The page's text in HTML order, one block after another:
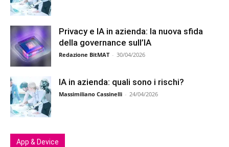
Privacy e IA in azienda: la nuova sfida
della governance sull’IA
Redazione BitMAT - 30/04/2026
IA in azienda: quali sono i rischi?
Massimiliano Cassinelli - 24/04/2026
App & Device